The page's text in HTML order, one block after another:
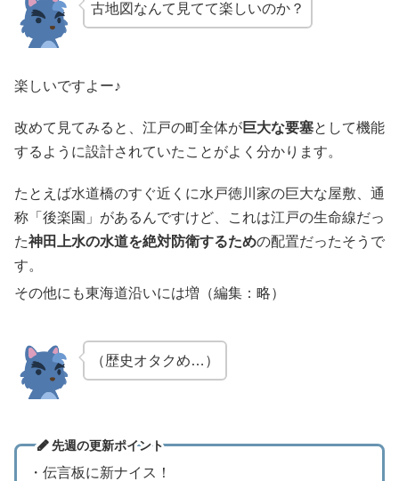
古地図なんて見てて楽しいのか？
楽しいですよー♪
改めて見てみると、江戸の町全体が巨大な要塞として機能
するように設計されていたことがよく分かります。
たとえば水道橋のすぐ近くに水戸徳川家の巨大な屋敷、通
称「後楽園」があるんですけど、これは江戸の生命線だっ
た神田上水の水道を絶対防衛するための配置だったそうで
す。
その他にも東海道沿いには増（編集：略）
（歴史オタクめ…）
先週の更新ポイント
・伝言板に新ナイス！